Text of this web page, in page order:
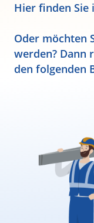
Hier finden Sie
Oder möchten
werden? Dann
den folgenden